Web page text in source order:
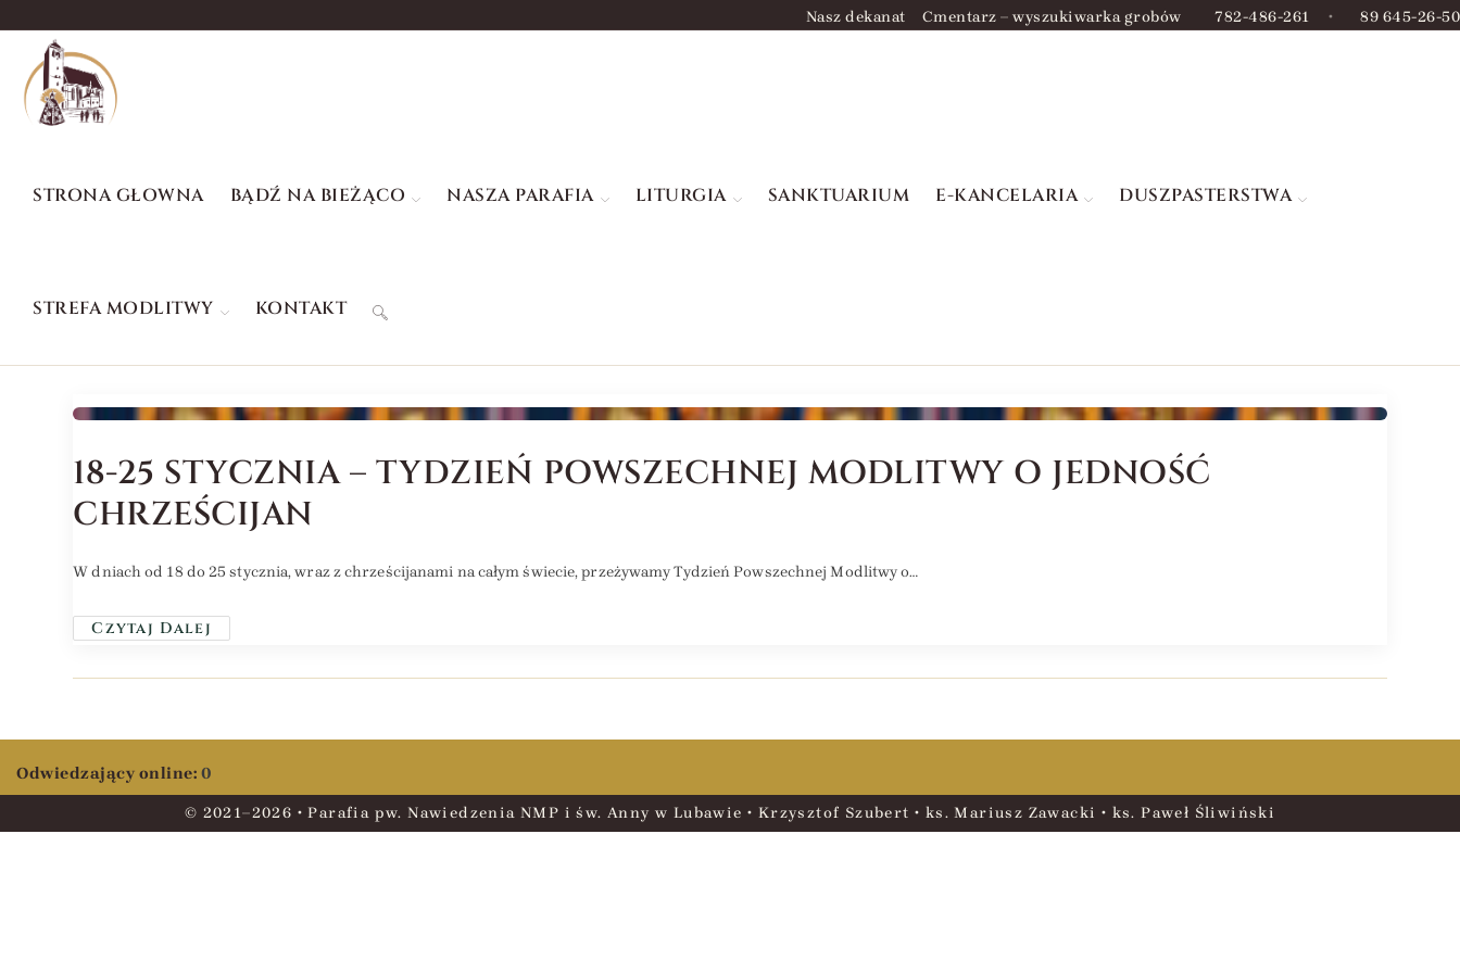
Nasz dekanat Cmentarz – wyszukiwarka grobów 782-486-261 • 89 645-26-50
STRONA GŁOWNA BĄDŹ NA BIEŻĄCO NASZA PARAFIA LITURGIA SANKTUARIUM E-KANCELARIA DUSZPASTERSTWA
STREFA MODLITWY KONTAKT
18-25 STYCZNIA – TYDZIEŃ POWSZECHNEJ MODLITWY O JEDNOŚĆ
CHRZEŚCIJAN
W dniach od 18 do 25 stycznia, wraz z chrześcijanami na całym świecie, przeżywamy Tydzień Powszechnej Modlitwy o…
Czytaj Dalej
Odwiedzający online: 0
© 2021–2026 • Parafia pw. Nawiedzenia NMP i św. Anny w Lubawie • Krzysztof Szubert • ks. Mariusz Zawacki • ks. Paweł Śliwiński